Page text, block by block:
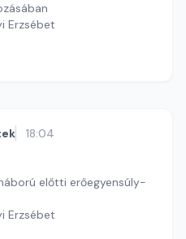
Erzsébet
18:04
előtti erőegyensúly-
Erzsébet